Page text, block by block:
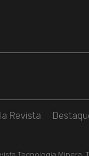
Revista